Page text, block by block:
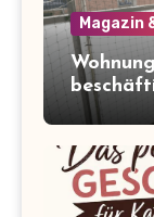
Magazin
Balkon